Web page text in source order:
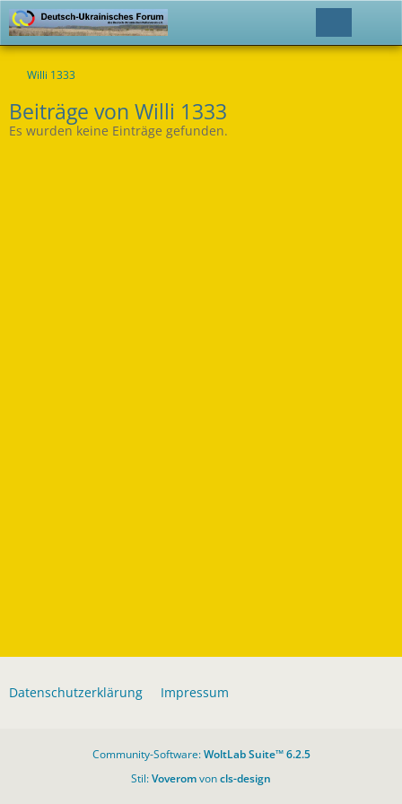
Willi 1333
Beiträge von Willi 1333
Es wurden keine Einträge gefunden.
Datenschutzerklärung Impressum
Community-Software:WoltLab Suite™ 6.2.5
Stil:Voveromvoncls-design